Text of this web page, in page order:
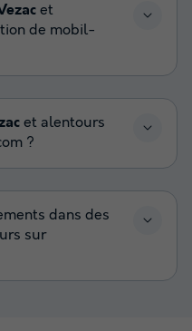
et
de mobil-
et alentours
?
dans des
sur